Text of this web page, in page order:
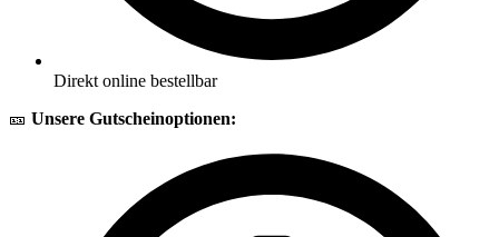
Direkt online bestellbar
🎫 Unsere Gutscheinoptionen: